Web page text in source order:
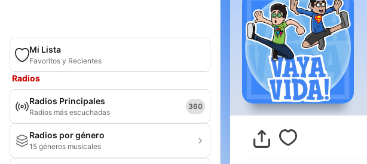
Mi Lista
Favoritos y Recientes
Radios
Radios Principales
Radios más escuchadas
360
Radios por género
15 géneros musicales